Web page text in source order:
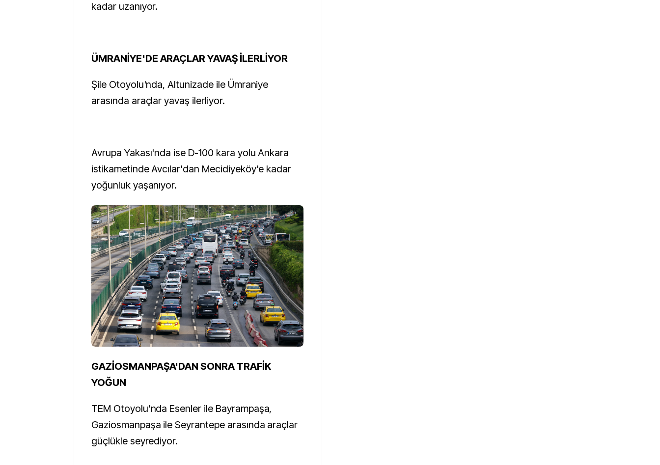
kadar uzanıyor.
ÜMRANİYE'DE ARAÇLAR YAVAŞ İLERLİYOR
Şile Otoyolu'nda, Altunizade ile Ümraniye
arasında araçlar yavaş ilerliyor.
Avrupa Yakası'nda ise D-100 kara yolu Ankara
istikametinde Avcılar'dan Mecidiyeköy'e kadar
yoğunluk yaşanıyor.
GAZİOSMANPAŞA'DAN SONRA TRAFİK
YOĞUN
TEM Otoyolu'nda Esenler ile Bayrampaşa,
Gaziosmanpaşa ile Seyrantepe arasında araçlar
güçlükle seyrediyor.